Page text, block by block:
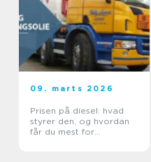
09. marts 2026
Prisen på diesel: hvad
styrer den, og hvordan
får du mest for